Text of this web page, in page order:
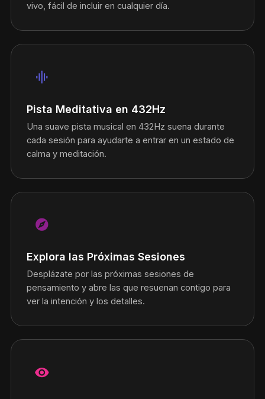
vivo, fácil de incluir en cualquier día.
graphic_eq
Pista Meditativa en 432Hz
Una suave pista musical en 432Hz suena durante
cada sesión para ayudarte a entrar en un estado de
calma y meditación.
explore
Explora las Próximas Sesiones
Desplázate por las próximas sesiones de
pensamiento y abre las que resuenan contigo para
ver la intención y los detalles.
visibility